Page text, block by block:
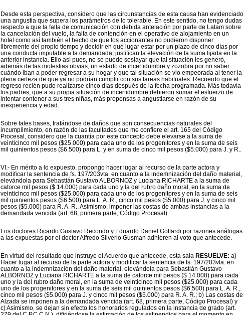
Desde esta perspectiva, considero que las circunstancias de esta causa han evidenciado
una angustia que supera los parámetros de lo tolerable. En este sentido, no tengo dudas
respecto a que la falta de comunicación con debida antelación por parte de Latam sobre
la cancelación del vuelo, la falta de contención en el operativo de alojamiento en un
hotel como así también el hecho de que los accionantes no pudieron disponer
libremente del propio tiempo y decidir en qué lugar estar por un plazo de cinco días por
una conducta imputable a la demandada, justifican la elevación de la suma fijada en la
anterior instancia. Ello así pues, no se puede soslayar que tal situación les generó,
además de las molestias obvias, un estado de incertidumbre y zozobra por no saber
cuándo iban a poder regresar a su hogar y que tal situación se vio empeorada al tener la
plena certeza de que ya no podrían cumplir con sus tareas habituales. Recuerdo que el
regreso recién pudo realizarse cinco días después de la fecha programada. Más todavía
los padres, que a su propia situación de incertidumbre debieron sumar el esfuerzo de
intentar contener a sus tres niñas, más propensas a angustiarse en razón de su
inexperiencia y edad.
Sobre tales bases, tratándose de daños que son consecuencias naturales del
incumplimiento, en razón de las facultades que me confiere el art. 165 del Código
Procesal, considero que la cuantía por este concepto debe elevarse a la suma de
veinticinco mil pesos ($25.000) para cada uno de los progenitores y en la suma de seis
mil quinientos pesos ($6.500) para L. y en suma de cinco mil pesos ($5.000) para J. y R..
VI.- En mérito a lo expuesto, propongo hacer lugar al recurso de la parte actora y
modificar la sentencia de fs. 197/203vta. en cuanto a la indemnización del daño material,
elevándola para Sebastián Gustavo ALBORNOZ y Luciana RICHARTE a la suma de
catorce mil pesos ($ 14.000) para cada uno y la del rubro daño moral, en la suma de
veinticinco mil pesos ($25.000) para cada uno de los progenitores y en la suma de seis
mil quinientos pesos ($6.500) para L. A. R., cinco mil pesos ($5.000) para J. y cinco mil
pesos ($5.000) para R. A. R.. Asimismo, imponer las costas de ambas instancias a la
demandada vencida (art. 68, primera parte, Código Procesal).
Los doctores Ricardo Gustavo Recondo y Eduardo Daniel Gottardi por razones análogas
a las expuestas por el doctor Alfredo Silverio Gusman adhieren al voto que antecede.
En virtud del resultado que instruye el Acuerdo que antecede, esta sala RESUELVE: a)
Hacer lugar al recurso de la parte actora y modificar la sentencia de fs. 197/203vta. en
cuanto a la indemnización del daño material, elevándola para Sebastián Gustavo
ALBORNOZ y Luciana RICHARTE a la suma de catorce mil pesos ($ 14.000) para cada
uno y la del rubro daño moral, en la suma de veinticinco mil pesos ($25.000) para cada
uno de los progenitores y en la suma de seis mil quinientos pesos ($6.500) para L. A. R.,
cinco mil pesos ($5.000) para J. y cinco mil pesos ($5.000) para R. A. R.; b) Las costas de
Alzada se imponen a la demandada vencida (art. 68, primera parte, Código Procesal) y
c) Asimismo, se dejan sin efecto los honorarios regulados en la instancia de grado (art.